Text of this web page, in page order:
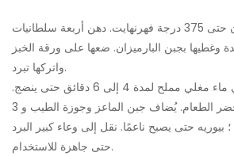
التعليمات: سخني الفرن حتى 375 درجة فهرنهايت. دهن أربعة سلطانيات
وغطيها بجبن البارميزان. ضعها على ورقة الخبز
واتركها تبرد.
يُطهى القرنبيط في ماء مغلي مملح لمدة 4 إلى 6 دقائق حتى ينضج.
صفيها وانقلها إلى محضر الطعام. يُضاف جبن الماعز وجوزة الطيب و 3
بيوريه حتى يصبح ناعمًا. نقل إلى وعاء كبير البرد
حتى جاهزة للاستخدام.